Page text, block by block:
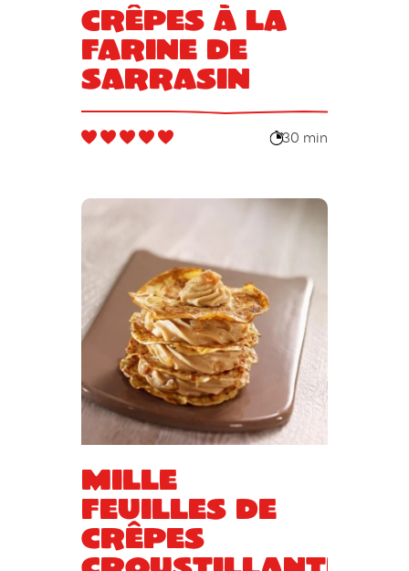
Crêpes à la
farine de
sarrasin
30 min
Mille
feuilles de
crêpes